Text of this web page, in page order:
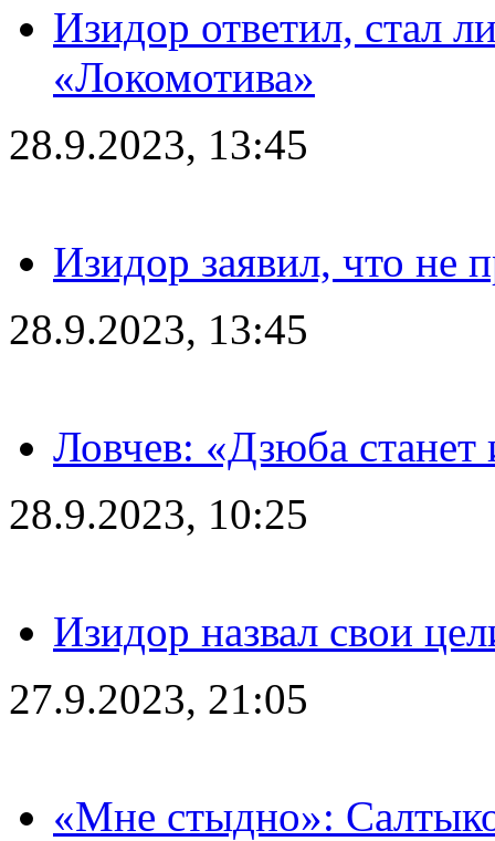
Изидор ответил, стал
«Локомотива»
28.9.2023, 13:45
Изидор заявил, что не
28.9.2023, 13:45
Ловчев: «Дзюба станет
28.9.2023, 10:25
Изидор назвал свои
27.9.2023, 21:05
«Мне стыдно»: